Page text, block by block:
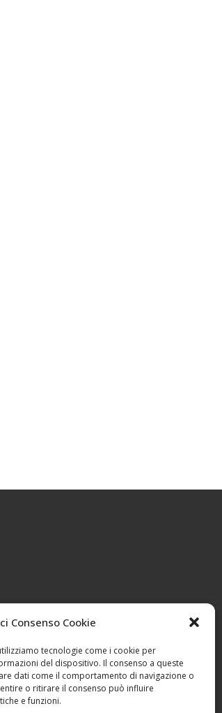
Consenso Cookie
tecnologie come i cookie per
del dispositivo. Il consenso a queste
dati come il comportamento di navigazione o
o ritirare il consenso può influire
e funzioni.